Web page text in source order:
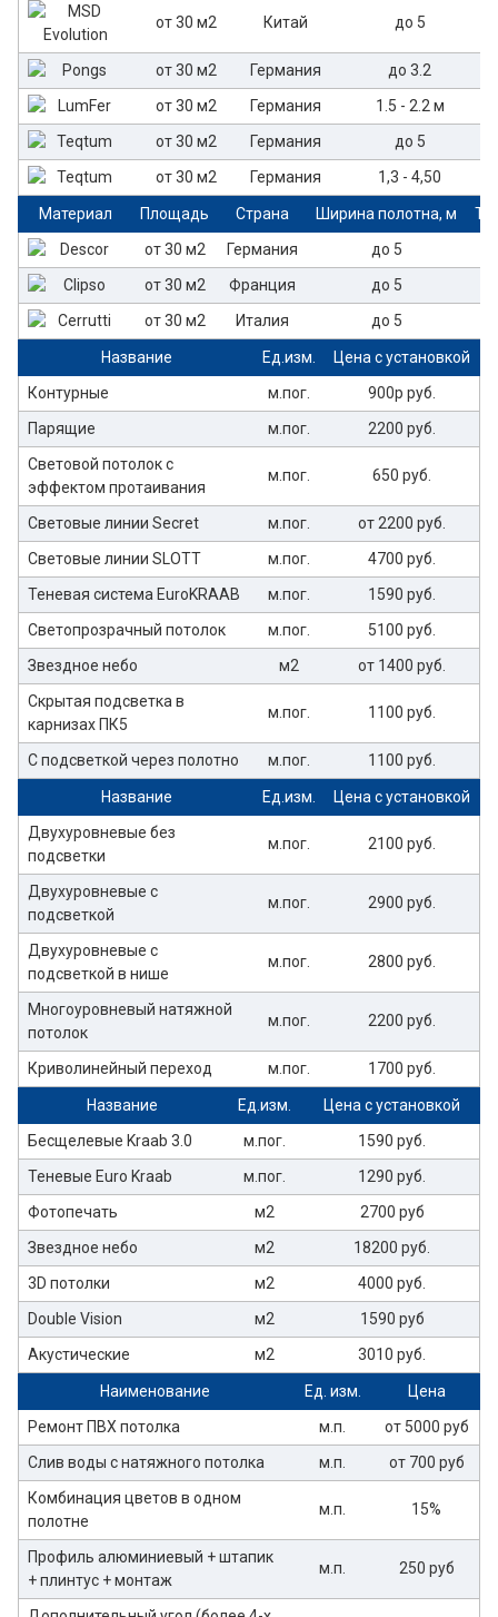
от 30 м2 Китай до 5
от 30 м2 Германия
до 3.2
от 30 м2
Германия
1.5 - 2.2 м
от 30 м2
Германия
до 5
от 30 м2
Германия 1,3 - 4,50
Материал Площадь Страна Ширина полотна, м
от 30 м2
Германия
до 5
от 30 м2
Франция
до 5
от 30 м2
Италия до 5
Название Ед.изм.
Цена с установкой
Контурные
м.пог.
900р руб.
Парящие
м.пог.
2200 руб.
Световой потолок с
эффектом протаивания
м.пог. 650 руб.
Световые линии Secret м.пог.
от 2200 руб.
Световые линии SLOTT
м.пог.
4700 руб.
Теневая система EuroKRAAB
м.пог.
1590 руб.
Светопрозрачный потолок
м.пог.
5100 руб.
Звездное небо
м2
от 1400 руб.
Скрытая подсветка в
карнизах ПК5
м.пог. 1100 руб.
С подсветкой через полотно м.пог. 1100 руб.
Название Ед.изм.
Цена с установкой
Двухуровневые без
подсветки
м.пог. 2100 руб.
Двухуровневые с
подсветкой
м.пог. 2900 руб.
Двухуровневые с
подсветкой в нише
м.пог. 2800 руб.
Многоуровневый натяжной
потолок
м.пог. 2200 руб.
Криволинейный переход м.пог. 1700 руб.
Название Ед.изм.
Цена с установкой
Бесщелевые Kraab 3.0
м.пог.
1590 руб.
Теневые Euro Kraab
м.пог.
1290 руб.
Фотопечать
м2
2700 руб
Звездное небо
м2
18200 руб.
3D потолки
м2
4000 руб.
Double Vision
м2
1590 руб
Акустические
м2 3010 руб.
Наименование Ед. изм.
Цена
Ремонт ПВХ потолка
м.п.
от 5000 руб
Слив воды с натяжного потолка
м.п.
от 700 руб
Комбинация цветов в одном
полотне
м.п. 15%
Профиль алюминиевый + штапик
+ плинтус + монтаж
м.п. 250 руб